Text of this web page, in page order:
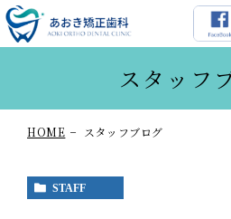
あおき矯正歯
スタッフ
HOME スタッフブログ
STAFF